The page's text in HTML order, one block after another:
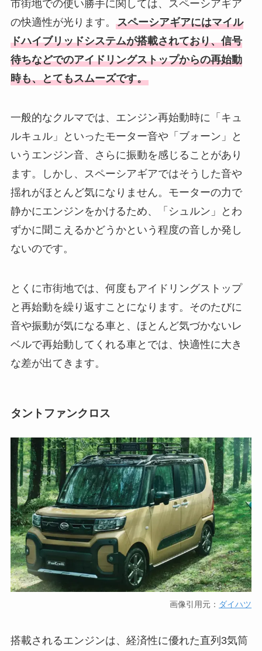
市街地での使い勝手に関しては、スペーシアギア
の快適性が光ります。 スペーシアギアにはマイル
ドハイブリッドシステムが搭載されており、信号
待ちなどでのアイドリングストップからの再始動
時も、とてもスムーズです。
一般的なクルマでは、エンジン再始動時に「キュ
ルキュル」といったモーター音や「ブォーン」と
いうエンジン音、さらに振動を感じることがあり
ます。しかし、スペーシアギアではそうした音や
揺れがほとんど気になりません。モーターの力で
静かにエンジンをかけるため、「シュルン」とわ
ずかに聞こえるかどうかという程度の音しか発し
ないのです。
とくに市街地では、何度もアイドリングストップ
と再始動を繰り返すことになります。そのたびに
音や振動が気になる車と、ほとんど気づかないレ
ベルで再始動してくれる車とでは、快適性に大き
な差が出てきます。
タントファンクロス
画像引用元： ダイハツ
搭載されるエンジンは、経済性に優れた直列3気筒